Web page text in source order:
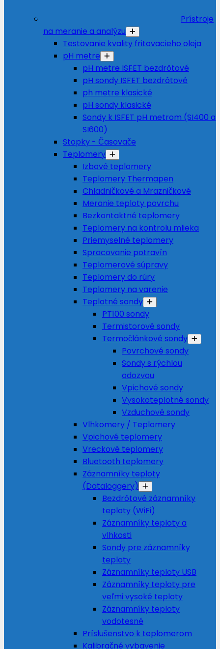
Prístroje
na meranie a analýzu
Testovanie kvality fritovacieho oleja
pH metre
pH metre ISFET bezdrôtové
pH sondy ISFET bezdrôtové
ph metre klasické
pH sondy klasické
Sondy k ISFET pH metrom (SI400 a
SI600)
Stopky - Časovače
Teplomery
Izbové teplomery
Teplomery Thermapen
Chladničkové a Mrazničkové
Meranie teploty povrchu
Bezkontaktné teplomery
Teplomery na kontrolu mlieka
Priemyselné teplomery
Spracovanie potravín
Teplomerové súpravy
Teplomery do rúry
Teplomery na varenie
Teplotné sondy
PT100 sondy
Termistorové sondy
Termočlánkové sondy
Povrchové sondy
Sondy s rýchlou
odozvou
Vpichové sondy
Vysokoteplotné sondy
Vzduchové sondy
Vlhkomery / Teplomery
Vpichové teplomery
Vreckové teplomery
Bluetooth teplomery
Záznamníky teploty
(Dataloggery)
Bezdrôtové záznamníky
teploty (WiFi)
Záznamníky teploty a
vlhkosti
Sondy pre záznamníky
teploty
Záznamníky teploty USB
Záznamníky teploty pre
veľmi vysoké teploty
Záznamníky teploty
vodotesné
Príslušenstvo k teplomerom
Kalibračné vybavenie